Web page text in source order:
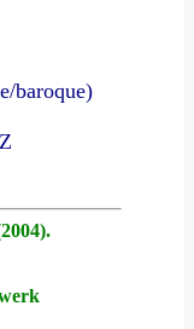
baroque)